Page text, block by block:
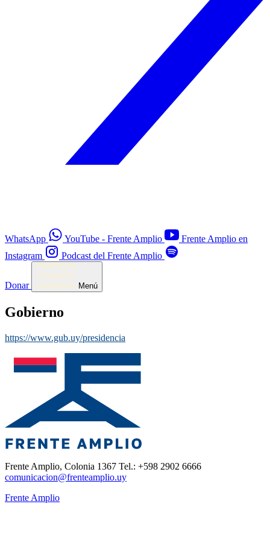
WhatsApp YouTube - Frente Amplio
Frente Amplio en
Instagram
Podcast del Frente Amplio
Donar Menú
Gobierno
https://www.gub.uy/presidencia
Frente Amplio, Colonia 1367 Tel.: +598 2902 6666
comunicacion@frenteamplio.uy
Frente Amplio